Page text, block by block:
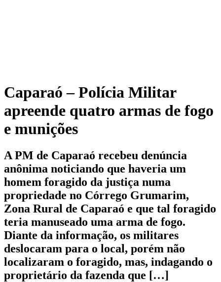
Caparaó – Polícia Militar
apreende quatro armas de fogo
e munições
A PM de Caparaó recebeu denúncia
anônima noticiando que haveria um
homem foragido da justiça numa
propriedade no Córrego Grumarim,
Zona Rural de Caparaó e que tal foragido
teria manuseado uma arma de fogo.
Diante da informação, os militares
deslocaram para o local, porém não
localizaram o foragido, mas, indagando o
proprietário da fazenda que […]